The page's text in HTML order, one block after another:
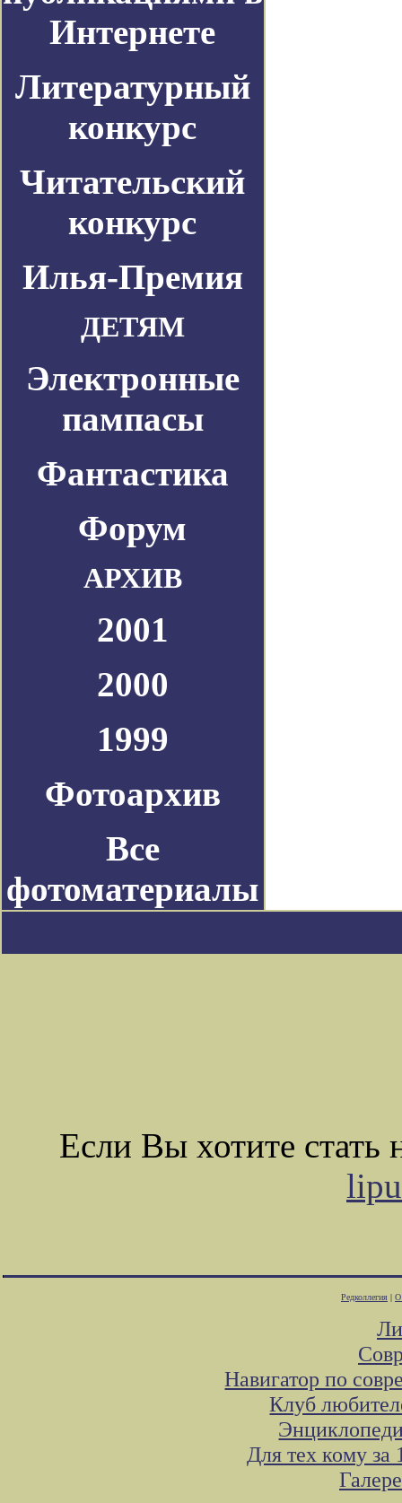
Интернете
Литературный
конкурс
Читательский
конкурс
Илья-Премия
ДЕТЯМ
Электронные
пампасы
Фантастика
Форум
АРХИВ
2001
2000
1999
Фотоархив
Все
фотоматериалы
Если Вы хотите
Редколлегия | О
Навигатор по
Клуб
Для тех кому